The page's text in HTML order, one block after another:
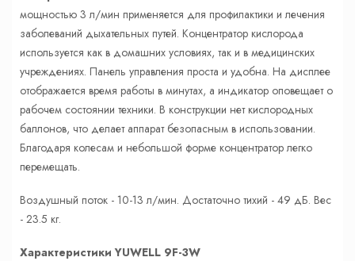
мощностью 3 л/мин применяется для профилактики и лечения
заболеваний дыхательных путей. Концентратор кислорода
используется как в домашних условиях, так и в медицинских
учреждениях. Панель управления проста и удобна. На дисплее
отображается время работы в минутах, а индикатор оповещает о
рабочем состоянии техники. В конструкции нет кислородных
баллонов, что делает аппарат безопасным в использовании.
Благодаря колесам и небольшой форме концентратор легко
перемещать.
Воздушный поток - 10-13 л/мин. Достаточно тихий - 49 дБ. Вес
- 23.5 кг.
ХарактеристикиYUWELL 9F-3W